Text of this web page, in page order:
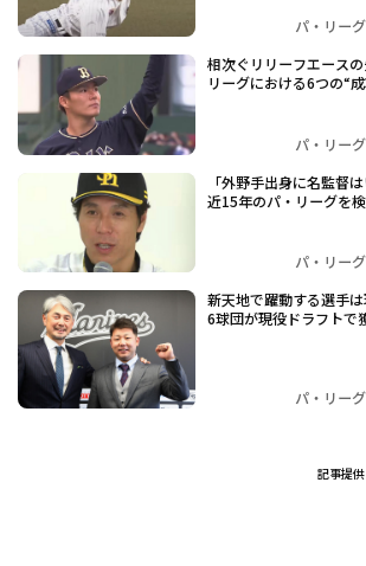
パ・リー
相次ぐリリーフエース
リーグにおける6つの“
パ・リー
「外野手出身に名監督
近15年のパ・リーグを
パ・リー
新天地で躍動する選手
6球団が現役ドラフトで
パ・リー
記事提供